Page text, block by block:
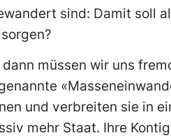
sind: Damit soll
müssen wir uns
und verbreiten sie in
mehr Staat. Ihre